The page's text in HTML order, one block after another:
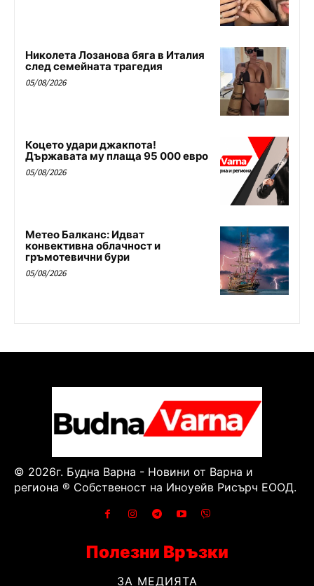
Николета Лозанова бяга в Италия
след семейната трагедия
05/08/2026
Коцето удари джакпота!
Държавата му плаща 95 000 евро
05/08/2026
Метео Балканс: Идват
конвективна облачност и
гръмотевични бури
05/08/2026
© 2026г. Будна Варна - Новини от Варна и
региона ® Собственост на Иноуейв Рисърч ЕООД.
Полезни Връзки
ЗА МЕДИЯТА